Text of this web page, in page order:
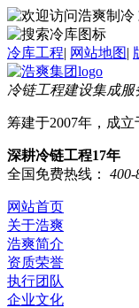
冷库工程| 网站地图|
冷链工程建设集成服
筹建于2007年，成立
深耕冷链工程17年
全国免费热线：
400-
网站首页
关于浩爽
浩爽简介
资质荣誉
执行团队
企业文化